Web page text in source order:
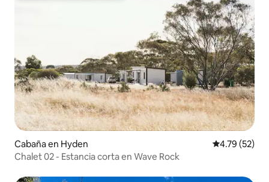
Cabaña en Hyden Calificación
4.79 (52)
Chalet 02 - Estancia corta en Wave Rock